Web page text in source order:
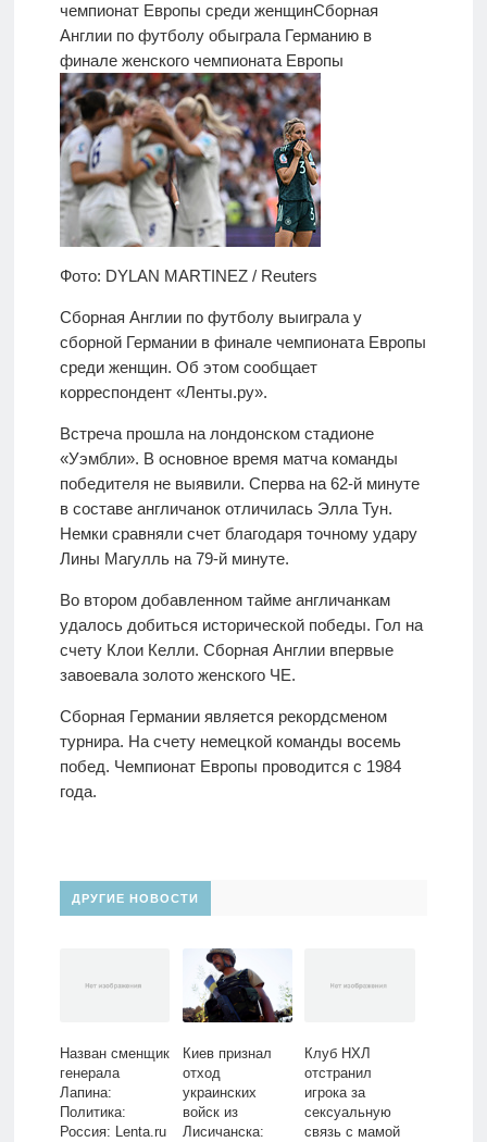
чемпионат Европы среди женщинСборная
Англии по футболу обыграла Германию в
финале женского чемпионата Европы
Фото: DYLAN MARTINEZ / Reuters
Сборная Англии по футболу выиграла у
сборной Германии в финале чемпионата Европы
среди женщин. Об этом сообщает
корреспондент «Ленты.ру».
Встреча прошла на лондонском стадионе
«Уэмбли». В основное время матча команды
победителя не выявили. Сперва на 62-й минуте
в составе англичанок отличилась Элла Тун.
Немки сравняли счет благодаря точному удару
Лины Магулль на 79-й минуте.
Во втором добавленном тайме англичанкам
удалось добиться исторической победы. Гол на
счету Клои Келли. Сборная Англии впервые
завоевала золото женского ЧЕ.
Сборная Германии является рекордсменом
турнира. На счету немецкой команды восемь
побед. Чемпионат Европы проводится с 1984
года.
ДРУГИЕ НОВОСТИ
Назван сменщик
генерала
Лапина:
Политика:
Россия: Lenta.ru
Киев признал
отход
украинских
войск из
Лисичанска:
Клуб НХЛ
отстранил
игрока за
сексуальную
связь с мамой